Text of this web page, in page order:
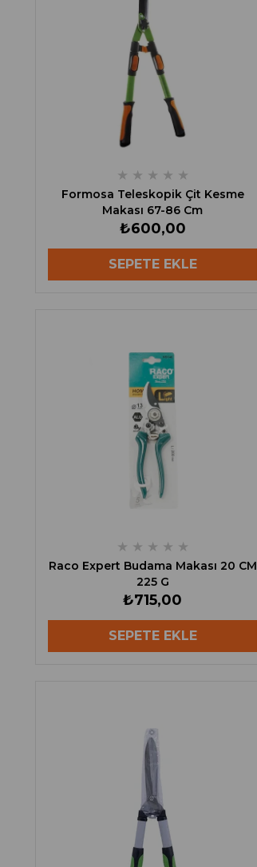
★ ★ ★ ★ ★
Formosa Teleskopik Çit Kesme
Makası 67-86 Cm
₺600,00
SEPETE EKLE
★ ★ ★ ★ ★
Raco Expert Budama Makası 20 CM
225 G
₺715,00
SEPETE EKLE